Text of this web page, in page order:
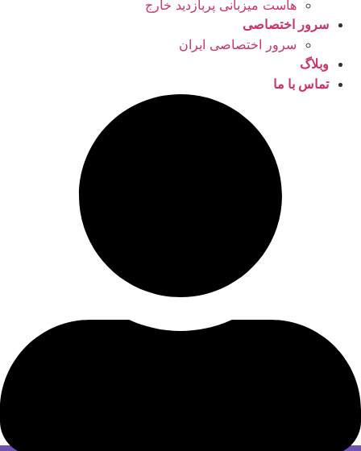
هاست میزبانی پربازدید خارج
سرور اختصاصی
سرور اختصاصی ایران
وبلاگ
تماس با ما